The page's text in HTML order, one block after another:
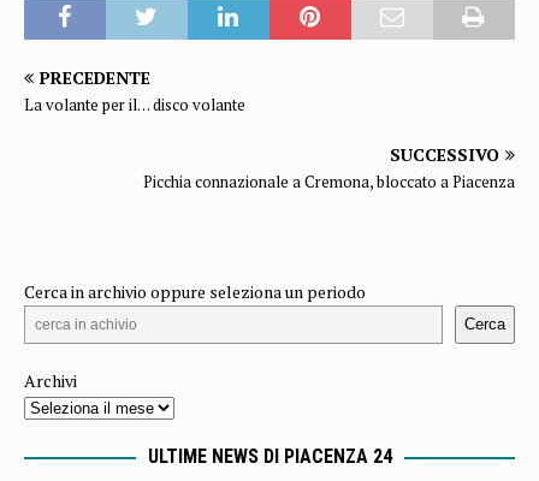
PRECEDENTE
La volante per il… disco volante
SUCCESSIVO
Picchia connazionale a Cremona, bloccato a Piacenza
Cerca in archivio oppure seleziona un periodo
Cerca
Archivi
ULTIME NEWS DI PIACENZA 24